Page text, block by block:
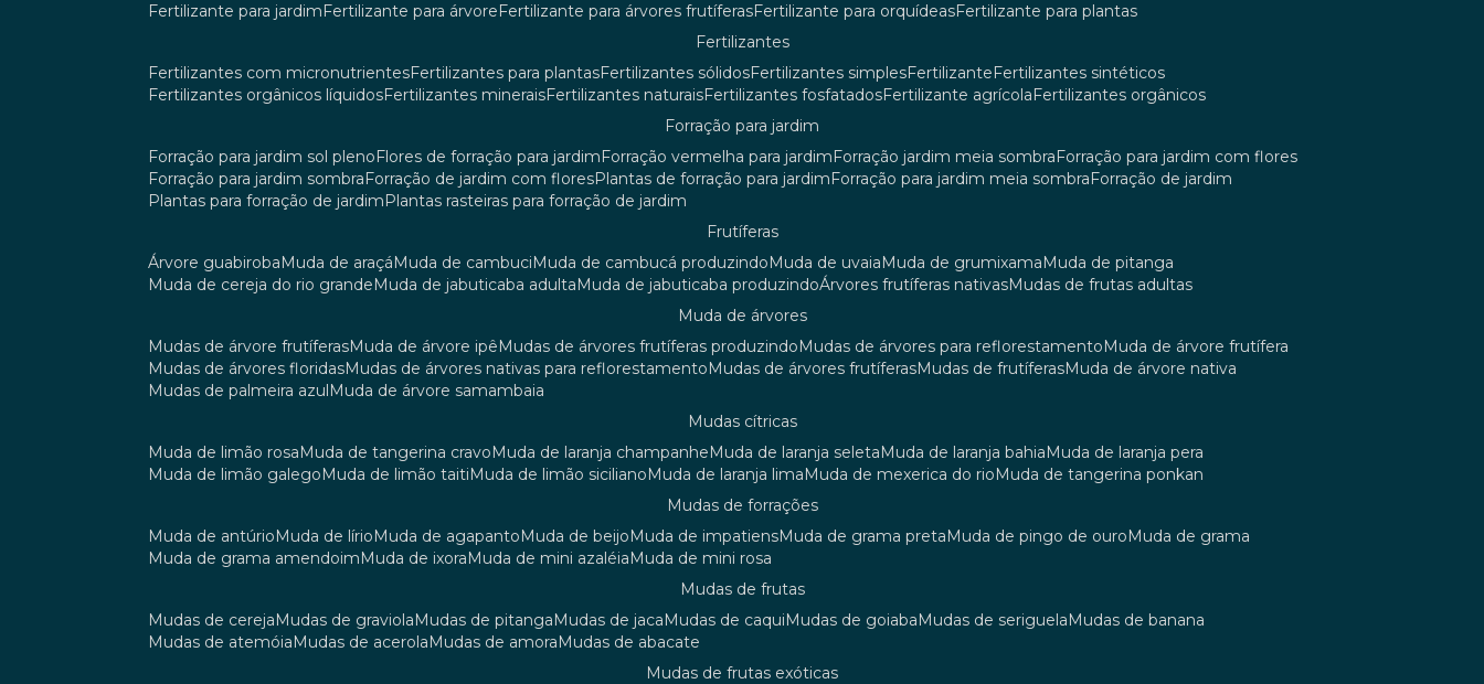
fertilizante para jardim
fertilizante para árvore fertilizante para árvores frutíferas fertilizante para orquídeas fertilizante para plantas
fertilizantes
fertilizantes com micronutrientes fertilizantes para plantas fertilizantes sólidos fertilizantes simples fertilizante
fertilizantes sintéticos
fertilizantes orgânicos líquidos fertilizantes minerais fertilizantes naturais fertilizantes fosfatados fertilizante agrícola
fertilizantes orgânicos
forração para jardim
forração para jardim sol pleno
flores de forração para jardim forração vermelha para jardim forração jardim meia sombra
forração para jardim com flores
forração para jardim sombra
forração de jardim com flores plantas de forração para jardim forração para jardim meia sombra
forração de jardim
plantas para forração de jardim
plantas rasteiras para forração de jardim
frutíferas
árvore guabiroba
muda de araçá muda de cambuci muda de cambucá produzindo muda de uvaia muda de grumixama
muda de pitanga
muda de cereja do rio grande
muda de jabuticaba adulta muda de jabuticaba produzindo árvores frutíferas nativas
mudas de frutas adultas
muda de árvores
mudas de árvore frutíferas
muda de árvore ipê mudas de árvores frutíferas produzindo mudas de árvores para reflorestamento
muda de árvore frutífera
mudas de árvores floridas
mudas de árvores nativas para reflorestamento mudas de árvores frutíferas mudas de frutíferas
muda de árvore nativa
mudas de palmeira azul
muda de árvore samambaia
mudas cítricas
muda de limão rosa
muda de tangerina cravo muda de laranja champanhe muda de laranja seleta muda de laranja bahia
muda de laranja pera
muda de limão galego
muda de limão taiti muda de limão siciliano muda de laranja lima muda de mexerica do rio
muda de tangerina ponkan
mudas de forrações
muda de antúrio
muda de lírio muda de agapanto muda de beijo muda de impatiens muda de grama preta muda de pingo de ouro
muda de grama
muda de grama amendoim
muda de ixora muda de mini azaléia
muda de mini rosa
mudas de frutas
mudas de cereja
mudas de graviola mudas de pitanga mudas de jaca mudas de caqui mudas de goiaba mudas de seriguela
mudas de banana
mudas de atemóia
mudas de acerola mudas de amora
mudas de abacate
mudas de frutas exóticas